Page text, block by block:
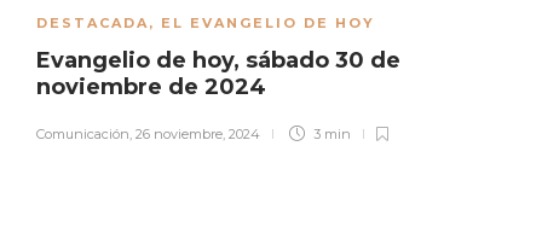
DESTACADA, EL EVANGELIO DE HOY
Evangelio de hoy, sábado 30 de
noviembre de 2024
Comunicación, 26 noviembre, 2024 3 min